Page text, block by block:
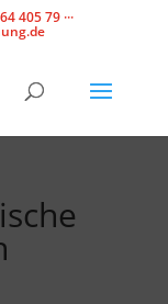
405 79 ···